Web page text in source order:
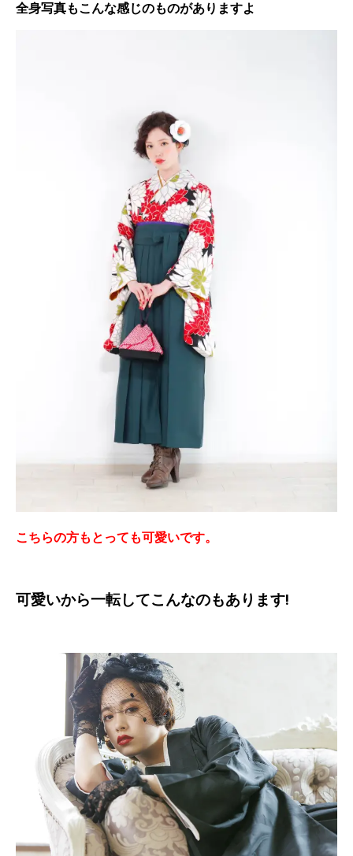
全身写真もこんな感じのものがありますよ
こちらの方もとっても可愛いです。
可愛いから一転してこんなのもあります!